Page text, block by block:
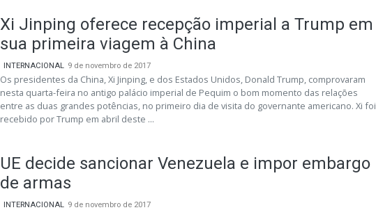
Xi Jinping oferece recepção imperial a Trump em
sua primeira viagem à China
INTERNACIONAL 9 de novembro de 2017
Os presidentes da China, Xi Jinping, e dos Estados Unidos, Donald Trump, comprovaram
nesta quarta-feira no antigo palácio imperial de Pequim o bom momento das relações
entre as duas grandes potências, no primeiro dia de visita do governante americano. Xi foi
recebido por Trump em abril deste ...
UE decide sancionar Venezuela e impor embargo
de armas
INTERNACIONAL 9 de novembro de 2017